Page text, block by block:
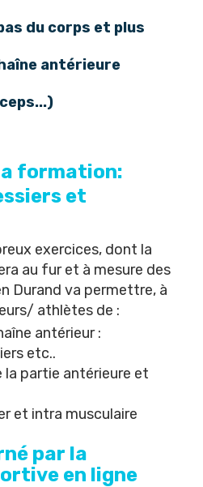
du corps et plus
antérieure
formation:
et
exercices, dont la
au fur et à mesure des
Durand va permettre, à
athlètes de :
antérieur :
etc..
la partie antérieure et
et intra musculaire
par la
en ligne